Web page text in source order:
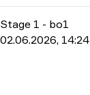
Stage 1 - bo1
02.06.2026, 14:24